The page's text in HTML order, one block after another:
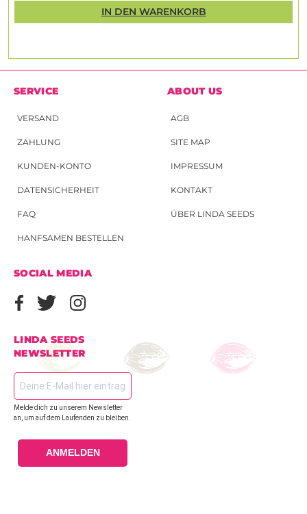
IN DEN WARENKORB
SERVICE
VERSAND
ZAHLUNG
KUNDEN-KONTO
DATENSICHERHEIT
FAQ
HANFSAMEN BESTELLEN
ABOUT US
AGB
SITE MAP
IMPRESSUM
KONTAKT
ÜBER LINDA SEEDS
SOCIAL MEDIA
LINDA SEEDS
NEWSLETTER
Melde dich zu unserem Newsletter
an, um auf dem Laufenden zu bleiben.
ANMELDEN